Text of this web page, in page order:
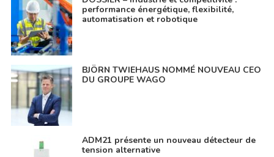
performance énergétique, flexibilité,
automatisation et robotique
BJÖRN TWIEHAUS NOMMÉ NOUVEAU CEO
DU GROUPE WAGO
ADM21 présente un nouveau détecteur de
tension alternative